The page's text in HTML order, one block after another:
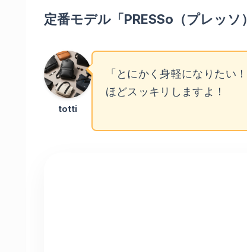
定番モデル「PRESSo（プレッソ
totti
「とにかく身軽になりたい
ほどスッキリしますよ！